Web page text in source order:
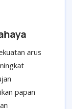
arus
papan